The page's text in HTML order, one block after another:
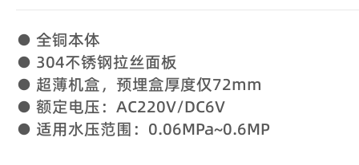
● 全铜本体
● 304不锈钢拉丝面板
● 超薄机盒，预埋盒厚度仅72mm
● 额定电压：AC220V/DC6V
● 适用水压范围：0.06MPa~0.6MP